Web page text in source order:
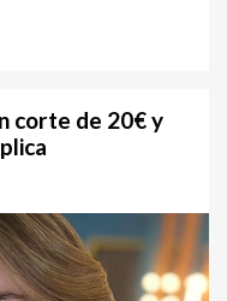
corte de 20€ y